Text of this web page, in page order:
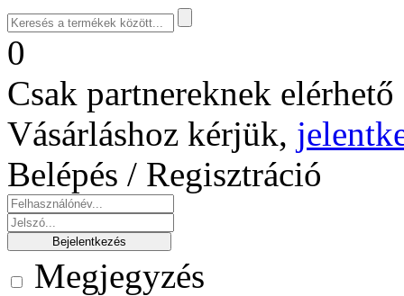
0
Csak partnereknek
Vásárláshoz kérjük,
Belépés / Regisztráció
Megjegyzés